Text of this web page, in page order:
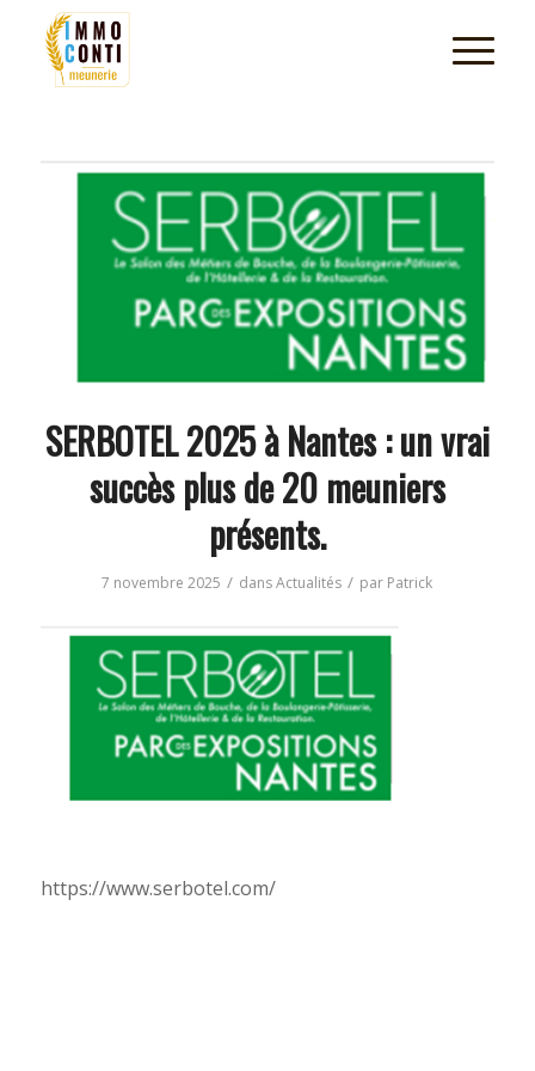
SERBOTEL 2025 à Nantes : un vrai
succès plus de 20 meuniers
présents.
7 novembre 2025 / dansActualités / par Patrick
https://www.serbotel.com/